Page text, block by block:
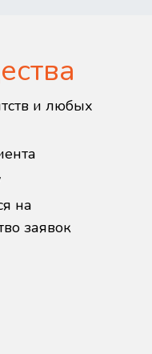
и любых
на
заявок